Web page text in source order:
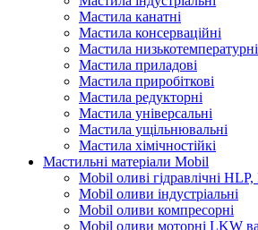
Мастила канатні
Мастила консерваційні
Мастила низькотемпературні
Мастила приладові
Мастила приробіткові
Мастила редукторні
Мастила універсальні
Мастила ущільнювальні
Мастила хімічностійкі
Мастильні матеріали Mobil
Mobil оливі гідравлічні
Mobil оливи індустріальні
Mobil оливи компресорні
Mobil оливи моторні LKW